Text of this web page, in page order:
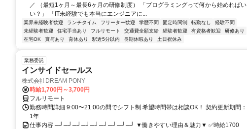
／ （最短1ヶ月～最長6ヶ月の研修制度） 「プログラミングって何から始めればい
い？」 「IT未経験でも本当にエンジニアに...
業界未経験者歓迎 ランチタイム フリーター歓迎 学歴不問 固定時間制 転勤なし
経験不問
未経験者歓迎
住宅手当あり フルリモート 交通費全額支給 経験者歓迎 有資格者歓迎
研修あり
在宅OK
賞与あり 育休あり 駅近5分以内 長期休暇あり 土日祝休み
業務委託
インサイドセールス
株式会社DREAM PONY
時給1,700円～3,700円
フルリモート
勤務時間詳細 9:00〜21:00の間でシフト制 希望時間帯は相談OK！ 契約更新期間：
1年
仕事内容 ─┘─┘─┘─┘─┘─┘─┘─┘─┘ ▼働きやすい理由＆魅力▼ ✅時給1700